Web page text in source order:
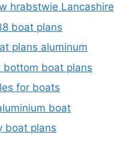
hrabstwie Lancashire
boat plans
plans aluminum
bottom boat plans
for boats
boat
boat plans